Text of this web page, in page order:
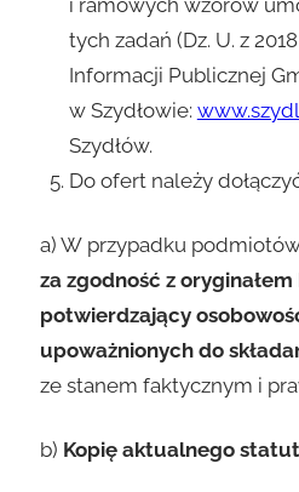
tych zadań (Dz. U. z
Informacji Publicznej
w Szydłowie:
Szydłów.
Do ofert należy
a) W przypadku
za zgodność z
potwierdzający
upoważnionych do
ze stanem faktycznym i
b) Kopię aktualnego